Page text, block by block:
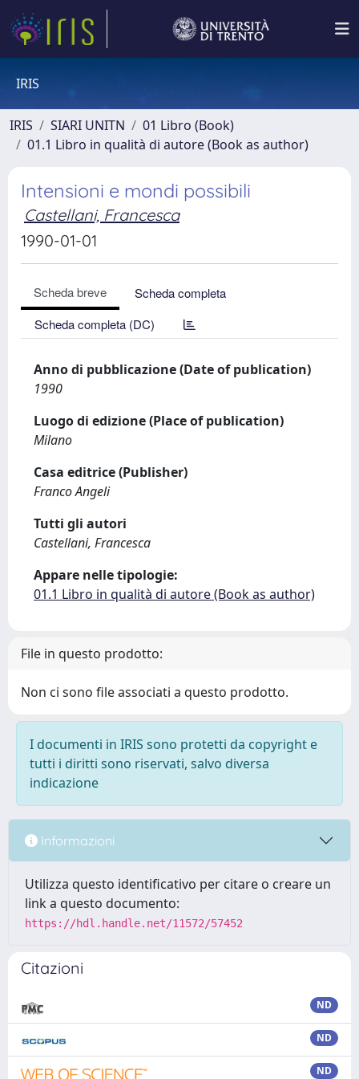
IRIS
IRIS SIARI UNITN
01 Libro (Book)
01.1 Libro in qualità di autore (Book as author)
Intensioni e mondi possibili
Castellani, Francesca
1990-01-01
Scheda breve
Scheda completa
Scheda completa (DC)
Anno di pubblicazione (Date of publication)
1990
Luogo di edizione (Place of publication)
Milano
Casa editrice (Publisher)
Franco Angeli
Tutti gli autori
Castellani, Francesca
Appare nelle tipologie:
01.1 Libro in qualità di autore (Book as author)
File in questo prodotto:
Non ci sono file associati a questo prodotto.
I documenti in IRIS sono protetti da copyright e
tutti i diritti sono riservati, salvo diversa
indicazione
Informazioni
Utilizza questo identificativo per citare o creare un
link a questo documento:
https://hdl.handle.net/11572/57452
Citazioni
ND
ND
ND